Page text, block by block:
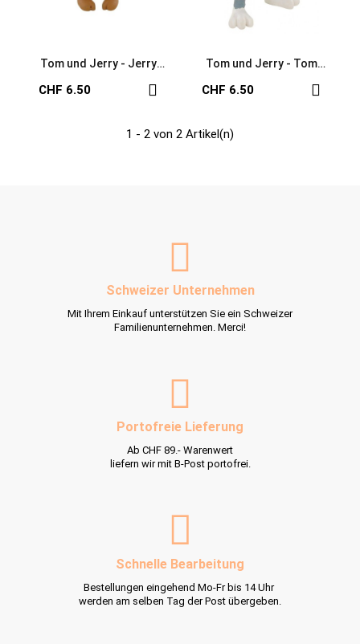
Tom und Jerry - Jerry
CHF 6.50
Tom und Jerry - Tom
CHF 6.50
1 - 2 von 2 Artikel(n)
Schweizer Unternehmen
Mit Ihrem Einkauf unterstützen Sie ein Schweizer
Familienunternehmen. Merci!
Portofreie Lieferung
Ab CHF 89.- Warenwert
liefern wir mit B-Post portofrei.
Schnelle Bearbeitung
Bestellungen eingehend Mo-Fr bis 14 Uhr
werden am selben Tag der Post übergeben.